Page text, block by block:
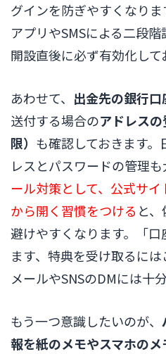
グインを防ぎやすくなり
アプリやSMSによる二段階
開設直後に必ず有効化して
あわせて、 出金先の銀行
送付する場合のアドレス
限） も確認しておきます
レスとパスワードの管理も
ール対策として、公式サ
から開く習慣をつける と
避けやすくなります。「
ます、特典を受け取るに
メールやSNSのDMには十
もう一つ意識したいのが、
報を紙のメモやスマホの